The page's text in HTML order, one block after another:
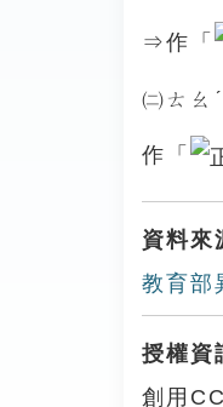
⇒作「
㈡ㄊㄠˊ
作「
資料來
教育部
授權資
創用